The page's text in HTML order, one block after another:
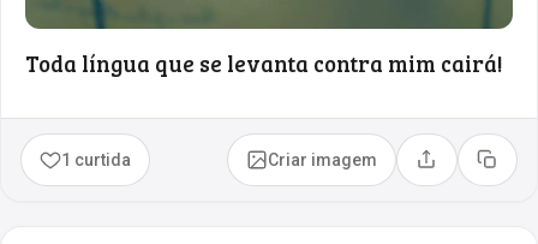
Toda língua que se levanta contra mim cairá!
1 curtida Criar imagem Compartilhar
Copiar